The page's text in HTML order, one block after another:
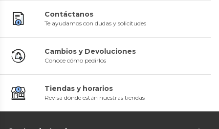
Contáctanos
Te ayudamos con dudas y solicitudes
Cambios y Devoluciones
Conoce cómo pedirlos
Tiendas y horarios
Revisa dónde están nuestras tiendas